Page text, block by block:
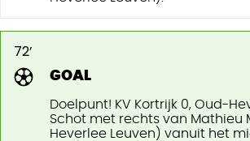
72’
GOAL
Doelpunt! KV Kortrijk 0, Oud-
Schot met rechts van Mathieu
Heverlee Leuven) vanuit het